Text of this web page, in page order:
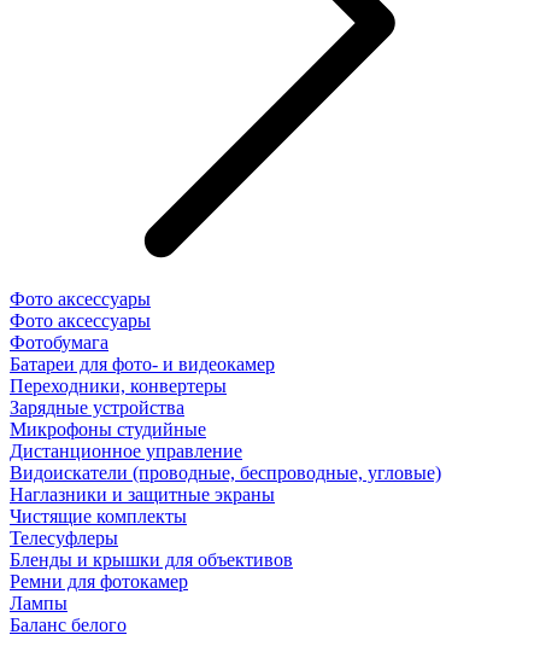
Фото аксессуары
Фото аксессуары
Фотобумага
Батареи для фото- и видеокамер
Переходники, конвертеры
Зарядные устройства
Микрофоны студийные
Дистанционное управление
Видоискатели (проводные, беспроводные, угловые)
Наглазники и защитные экраны
Чистящие комплекты
Телесуфлеры
Бленды и крышки для объективов
Ремни для фотокамер
Лампы
Баланс белого